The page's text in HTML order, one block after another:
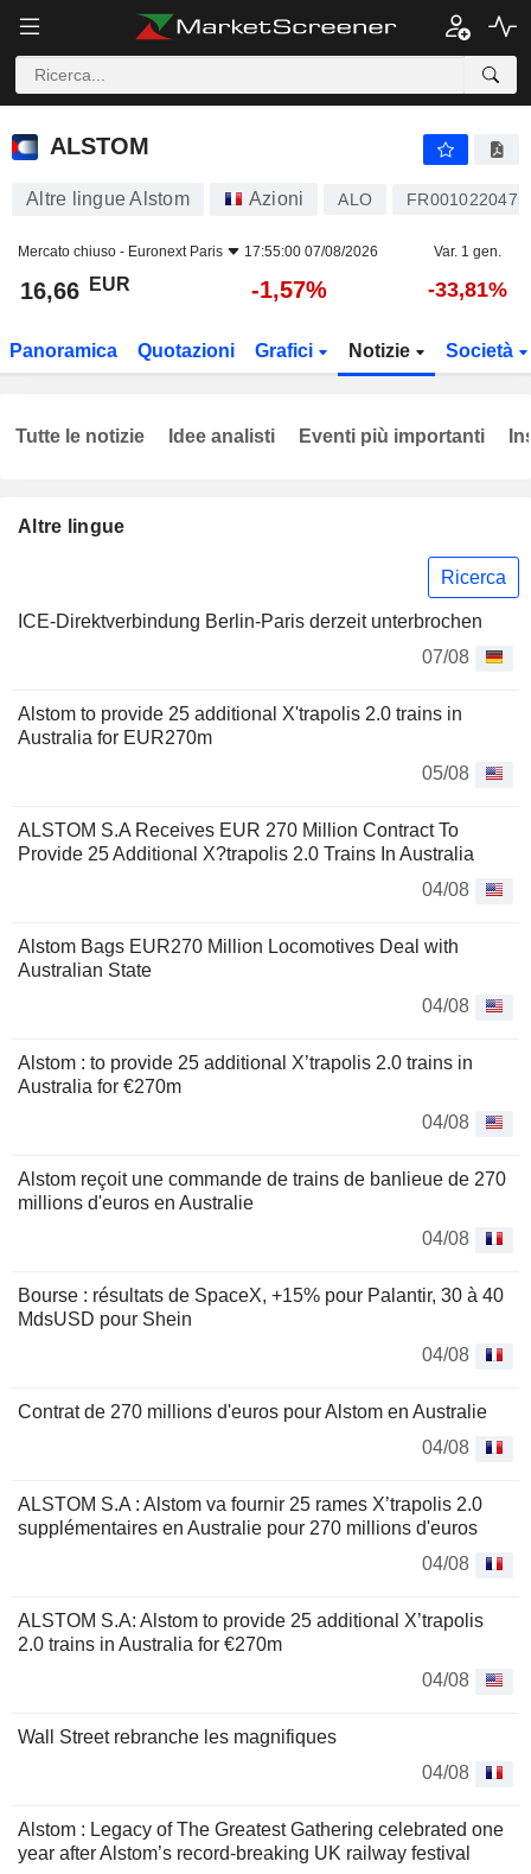
ALSTOM
ALSTOM
Altre lingue Alstom Azioni ALO FR0010220475
Mercato chiuso - Euronext Paris 17:55:00 07/08/2026 Var. 1 gen.
16,66 EUR -1,57% -33,81%
Panoramica Quotazioni Grafici Notizie Società
Altre lingue
Ricerca
ICE-Direktverbindung Berlin-Paris derzeit unterbrochen
07/08
Alstom to provide 25 additional X'trapolis 2.0 trains in
Australia for EUR270m
05/08
ALSTOM S.A Receives EUR 270 Million Contract To
Provide 25 Additional X?trapolis 2.0 Trains In Australia
04/08
Alstom Bags EUR270 Million Locomotives Deal with
Australian State
04/08
Alstom : to provide 25 additional X’trapolis 2.0 trains in
Australia for €270m
04/08
Alstom reçoit une commande de trains de banlieue de 270
millions d'euros en Australie
04/08
Bourse : résultats de SpaceX, +15% pour Palantir, 30 à 40
MdsUSD pour Shein
04/08
Contrat de 270 millions d'euros pour Alstom en Australie
04/08
ALSTOM S.A : Alstom va fournir 25 rames X’trapolis 2.0
supplémentaires en Australie pour 270 millions d'euros
04/08
ALSTOM S.A: Alstom to provide 25 additional X’trapolis
2.0 trains in Australia for €270m
04/08
Wall Street rebranche les magnifiques
04/08
Alstom : Legacy of The Greatest Gathering celebrated one
year after Alstom’s record-breaking UK railway festival
Tutte le notizie Idee analisti Eventi più importanti